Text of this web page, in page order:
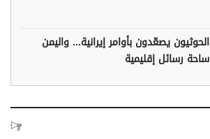
الحوثيون يصعّدون بأوامر إيرانية... واليمن
ساحة رسائل إقليمية